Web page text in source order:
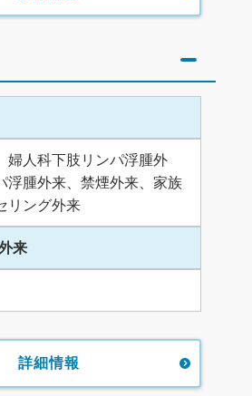
婦人科下肢リンパ浮腫外
浮腫外来、禁煙外来、家族
リング外来
来
詳細情報